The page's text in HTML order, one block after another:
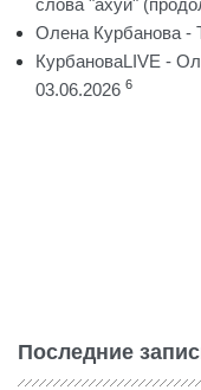
Олена Курбанова -
КурбановаLIVE -
03.06.2026 6
Последние